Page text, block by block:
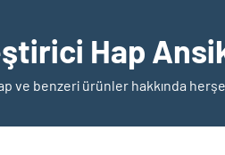
Hap
ve benzeri ürünler hakkında